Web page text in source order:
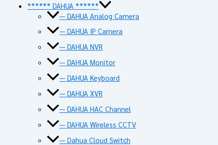
****** DAHUA ******
— DAHUA Analog Camera
— DAHUA IP Camera
— DAHUA NVR
— DAHUA Monitor
— DAHUA Keyboard
— DAHUA XVR
— DAHUA HAC Channel
— DAHUA Wireless CCTV
— Dahua Cloud Switch